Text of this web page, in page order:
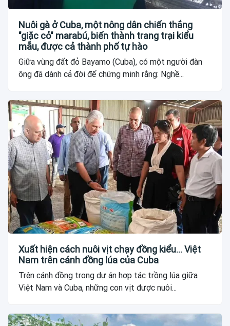
Nuôi gà ở Cuba, một nông dân chiến thắng
"giặc cỏ" marabú, biến thành trang trại kiểu
mẫu, được cả thành phố tự hào
Giữa vùng đất đỏ Bayamo (Cuba), có một người đàn
ông đã dành cả đời để chứng minh rằng: Nghề...
Xuất hiện cách nuôi vịt chạy đồng kiểu... Việt
Nam trên cánh đồng lúa của Cuba
Trên cánh đồng trong dự án hợp tác trồng lúa giữa
Việt Nam và Cuba, những con vịt được nuôi...